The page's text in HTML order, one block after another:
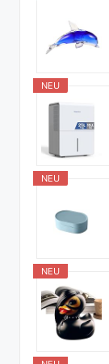
NEU
NEU
NEU